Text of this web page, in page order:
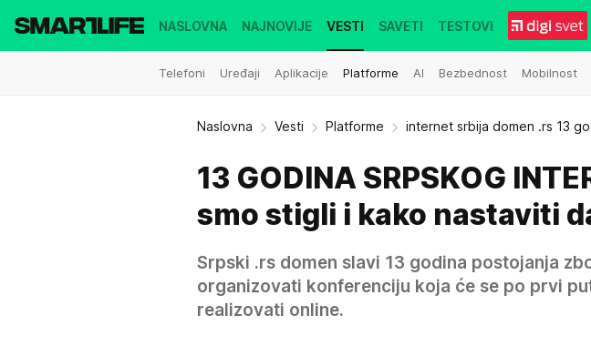
NASLOVNA NAJNOVIJE VESTI
Telefoni Uređaji Aplikacije Platforme AI Bezbednost Mobilnost
SAVETI TESTOVI
Naslovna Vesti Platforme internet srbija domen .rs 13
13 GODINA SRPSKOG
smo stigli i kako nastaviti
Srpski .rs domen slavi 13 godina postojanja
organizovati konferenciju koja će se po prvi
realizovati online.